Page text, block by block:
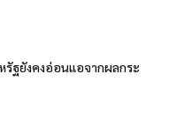
รัฐยังคงอ่อนแอจากผลกระ